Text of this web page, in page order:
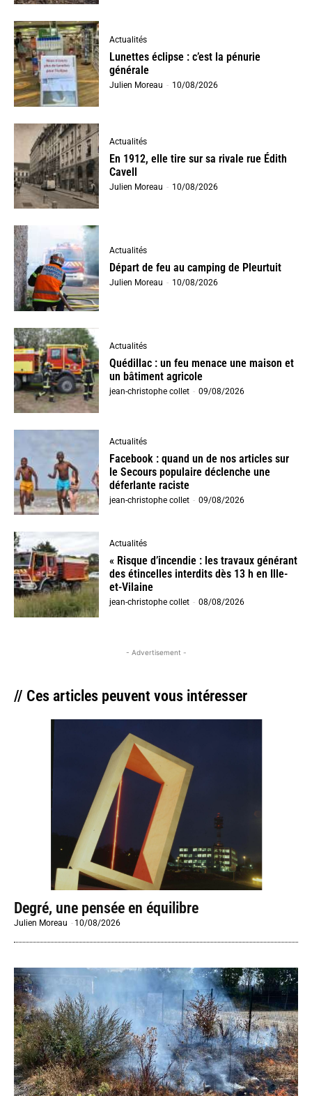
Actualités
Lunettes éclipse : c’est la pénurie
générale
Julien Moreau - 10/08/2026
Actualités
En 1912, elle tire sur sa rivale rue Édith
Cavell
Julien Moreau - 10/08/2026
Actualités
Départ de feu au camping de Pleurtuit
Julien Moreau - 10/08/2026
Actualités
Quédillac : un feu menace une maison et
un bâtiment agricole
jean-christophe collet - 09/08/2026
Actualités
Facebook : quand un de nos articles sur
le Secours populaire déclenche une
déferlante raciste
jean-christophe collet - 09/08/2026
Actualités
« Risque d’incendie : les travaux générant
des étincelles interdits dès 13 h en Ille-
et-Vilaine
jean-christophe collet - 08/08/2026
- Advertisement -
// Ces articles peuvent vous intéresser
Degré, une pensée en équilibre
Julien Moreau - 10/08/2026